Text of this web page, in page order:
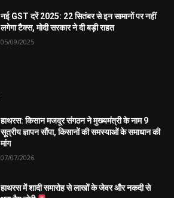
नई GST दरें 2025: 22 सितंबर से इन सामानों पर नहीं
लगेगा टैक्स, मोदी सरकार ने दी बड़ी राहत
05/09/2025
हाथरस: किसान मजदूर संगठन ने मुख्यमंत्री के नाम 9
सूत्रीय ज्ञापन सौंपा, किसानों की समस्याओं के समाधान की
मांग
07/07/2026
हाथरस में शादी समारोह से लाखों के जेवर और नकदी से